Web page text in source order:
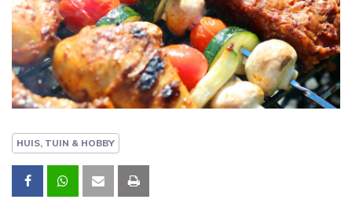
HUIS, TUIN & HOBBY